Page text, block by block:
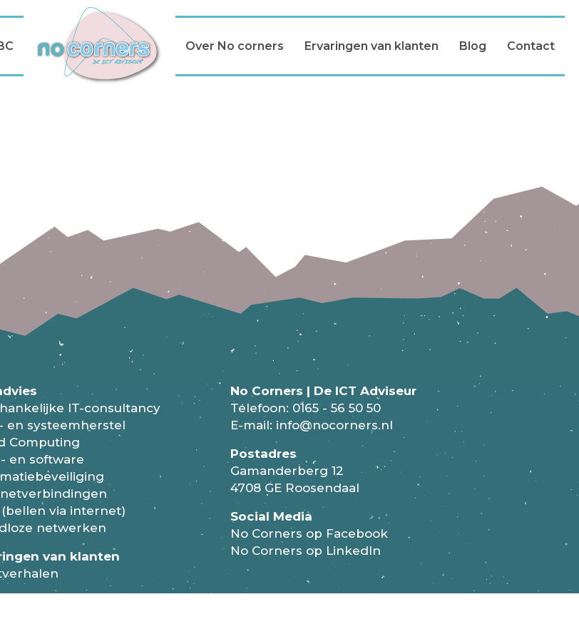
Over No corners Ervaringen van klanten Blog Contact
IT-consultancy
en systeemherstel
Computing
en software
(bellen via internet)
netwerken
van klanten
No Corners | De ICT Adviseur
Telefoon: 0165 - 56 50 50
E-mail: info@nocorners.nl
Postadres
Gamanderberg 12
4708 GE Roosendaal
Social Media
No Corners op Facebook
No Corners op LinkedIn